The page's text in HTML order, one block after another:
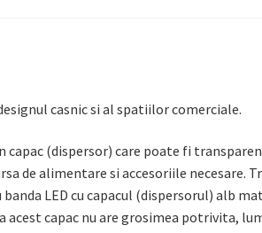
casnic si al spatiilor comerciale.
capac (dispersor) care poate fi
de alimentare si accesoriile necesare.
LED cu capacul (dispersorul) alb
acest capac nu are grosimea potrivita,